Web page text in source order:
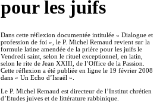
pour les juifs
Dans cette réflexion documentée intitulée « Dialogue et
profession de foi », le P. Michel Remaud revient sur la
formule latine amendée de la prière pour les juifs le
Vendredi saint, selon le rituel exceptionnel, en latin,
selon le rite de Jean XXIII, de l’Office de la Passion.
Cette réflexion a été publiée en ligne le 19 février 2008
dans « Un Echo d’Israël ».
Le P. Michel Remaud est directeur de l’Institut chrétien
d’Etudes juives et de littérature rabbinique.